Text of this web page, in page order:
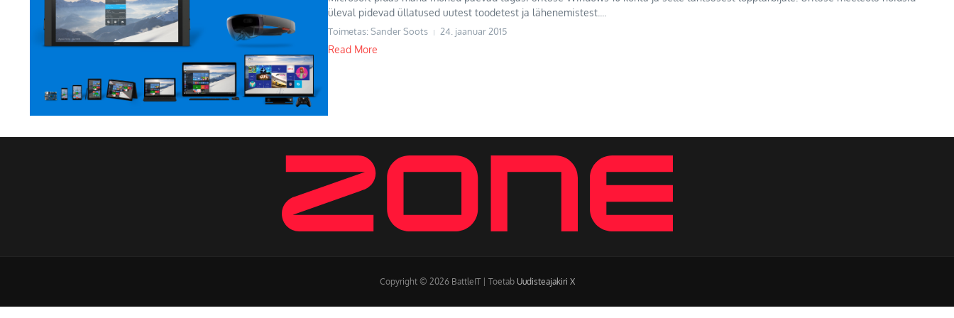
üleval pidevad üllatused uutest toodetest ja lähenemistest....
Toimetas: Sander Soots 24. jaanuar 2015
Read More
Copyright © 2026 BattleIT | Toetab Uudisteajakiri X